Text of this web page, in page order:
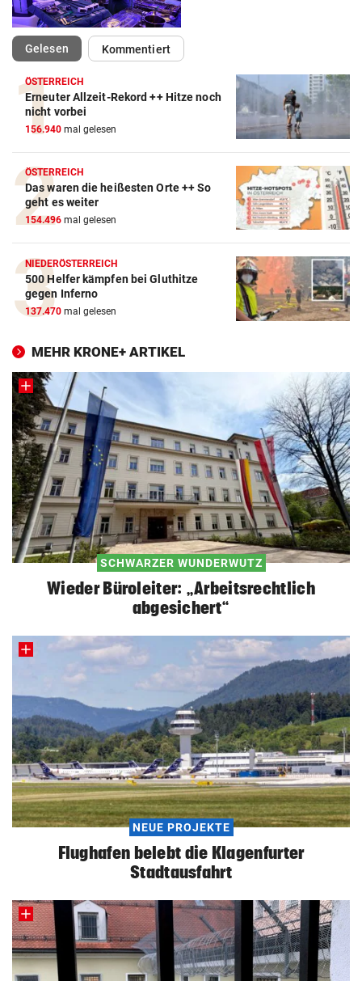
Gelesen(ausgewählt)Kommentiert
ÖSTERREICH
Erneuter Allzeit-Rekord ++ Hitze noch
nicht vorbei
156.940 mal gelesen
ÖSTERREICH
Das waren die heißesten Orte ++ So
geht es weiter
154.496 mal gelesen
NIEDERÖSTERREICH
500 Helfer kämpfen bei Gluthitze
gegen Inferno
137.470 mal gelesen
MEHR KRONE+ ARTIKEL
SCHWARZER WUNDERWUTZ
Wieder Büroleiter: „Arbeitsrechtlich
abgesichert“
NEUE PROJEKTE
Flughafen belebt die Klagenfurter
Stadtausfahrt